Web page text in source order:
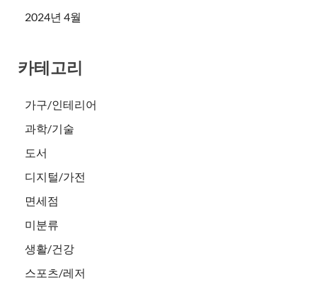
2024년 4월
카테고리
가구/인테리어
과학/기술
도서
디지털/가전
면세점
미분류
생활/건강
스포츠/레저